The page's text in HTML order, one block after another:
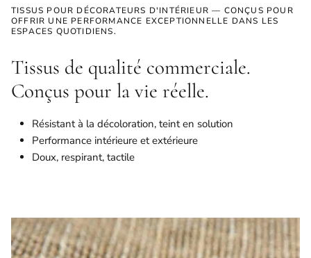
TISSUS POUR DÉCORATEURS D'INTÉRIEUR — CONÇUS POUR
OFFRIR UNE PERFORMANCE EXCEPTIONNELLE DANS LES
ESPACES QUOTIDIENS.
Tissus de qualité commerciale.
Conçus pour la vie réelle.
Résistant à la décoloration, teint en solution
Performance intérieure et extérieure
Doux, respirant, tactile